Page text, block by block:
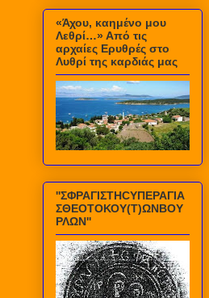
«Άχου, καημένο μου
Λεθρί…» Από τις
αρχαίες Ερυθρές στο
Λυθρί της καρδιάς μας
''ΣΦΡΑΓΙΣΤΗCΥΠΕΡΑΓΙΑ
ΣΘΕΟΤΟΚΟΥ(Τ)ΩΝΒΟΥ
ΡΛΩΝ''